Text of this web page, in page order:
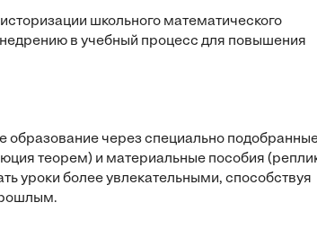
школьного математического
в учебный процесс для повышения
образование через специально
теорем) и материальные пособия
уроки более увлекательными, способствуя